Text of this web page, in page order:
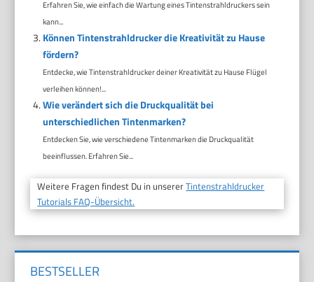
Erfahren Sie, wie einfach die Wartung eines Tintenstrahldruckers sein
kann...
Können Tintenstrahldrucker die Kreativität zu Hause
fördern?
Entdecke, wie Tintenstrahldrucker deiner Kreativität zu Hause Flügel
verleihen können!...
Wie verändert sich die Druckqualität bei
unterschiedlichen Tintenmarken?
Entdecken Sie, wie verschiedene Tintenmarken die Druckqualität
beeinflussen. Erfahren Sie...
Weitere Fragen findest Du in unsererTintenstrahldrucker
Tutorials FAQ-Übersicht.
BESTSELLER